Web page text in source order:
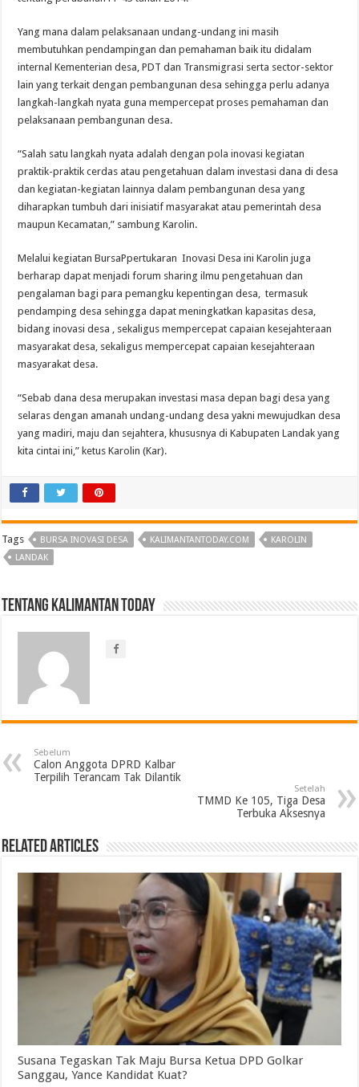
Yang mana dalam pelaksanaan undang-undang ini masih
membutuhkan pendampingan dan pemahaman baik itu didalam
internal Kementerian desa, PDT dan Transmigrasi serta sector-sektor
lain yang terkait dengan pembangunan desa sehingga perlu adanya
langkah-langkah nyata guna mempercepat proses pemahaman dan
pelaksanaan pembangunan desa.
“Salah satu langkah nyata adalah dengan pola inovasi kegiatan
praktik-praktik cerdas atau pengetahuan dalam investasi dana di desa
dan kegiatan-kegiatan lainnya dalam pembangunan desa yang
diharapkan tumbuh dari inisiatif masyarakat atau pemerintah desa
maupun Kecamatan,” sambung Karolin.
Melalui kegiatan BursaPpertukaran Inovasi Desa ini Karolin juga
berharap dapat menjadi forum sharing ilmu pengetahuan dan
pengalaman bagi para pemangku kepentingan desa, termasuk
pendamping desa sehingga dapat meningkatkan kapasitas desa,
bidang inovasi desa , sekaligus mempercepat capaian kesejahteraan
masyarakat desa, sekaligus mempercepat capaian kesejahteraan
masyarakat desa.
“Sebab dana desa merupakan investasi masa depan bagi desa yang
selaras dengan amanah undang-undang desa yakni mewujudkan desa
yang madiri, maju dan sejahtera, khususnya di Kabupaten Landak yang
kita cintai ini,” ketus Karolin (Kar).
Tags BURSA INOVASI DESA KALIMANTANTODAY.COM
KAROLIN
LANDAK
Tentang Kalimantan Today
Sebelum
Calon Anggota DPRD Kalbar
Terpilih Terancam Tak Dilantik
Setelah
TMMD Ke 105, Tiga Desa
Terbuka Aksesnya
Related Articles
Susana Tegaskan Tak Maju Bursa Ketua DPD Golkar
Sanggau, Yance Kandidat Kuat?